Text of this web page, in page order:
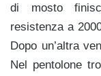
di mosto
resistenza a
Dopo un’altra
Nel pentolone